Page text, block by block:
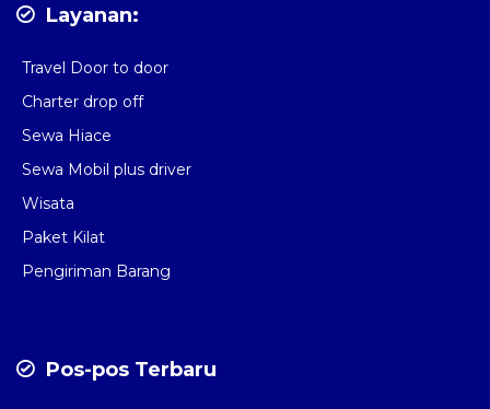
Layanan:
Travel Door to door
Charter drop off
Sewa Hiace
Sewa Mobil plus driver
Wisata
Paket Kilat
Pengiriman Barang
Pos-pos Terbaru